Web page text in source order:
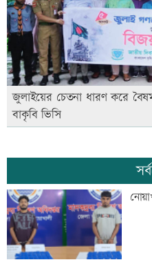
জুলাইয়ের চেতনা ধারণ করে
বাকৃবি ভিসি